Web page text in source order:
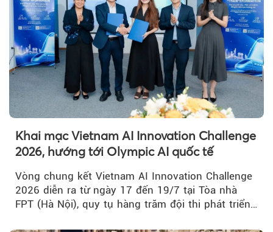
Khai mạc Vietnam AI Innovation Challenge
2026, hướng tới Olympic AI quốc tế
Vòng chung kết Vietnam AI Innovation Challenge
2026 diễn ra từ ngày 17 đến 19/7 tại Tòa nhà
FPT (Hà Nội), quy tụ hàng trăm đội thi phát triển